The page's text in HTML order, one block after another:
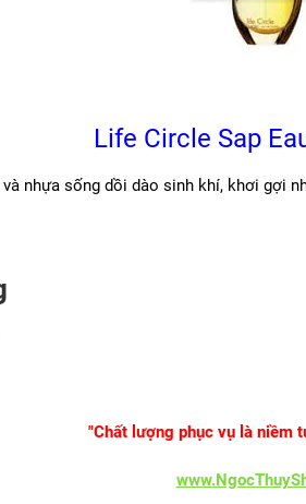
Life Circle Sap
nhựa sống dồi dào sinh khí, khơi gợi
"Chất lượng phục vụ là niềm